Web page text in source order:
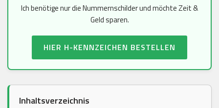
Ich benötige nur die Nummernschilder und möchte Zeit &
Geld sparen.
HIER H-KENNZEICHEN BESTELLEN
Inhaltsverzeichnis